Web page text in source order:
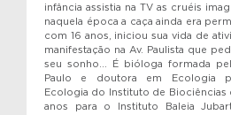
infância assistia na TV as cruéis
naquela época a caça ainda era
com 16 anos, iniciou sua vida de
manifestação na Av. Paulista que
seu sonho… É bióloga formada
Paulo e doutora em Ecologia
Ecologia do Instituto de Biociências
anos para o Instituto Baleia